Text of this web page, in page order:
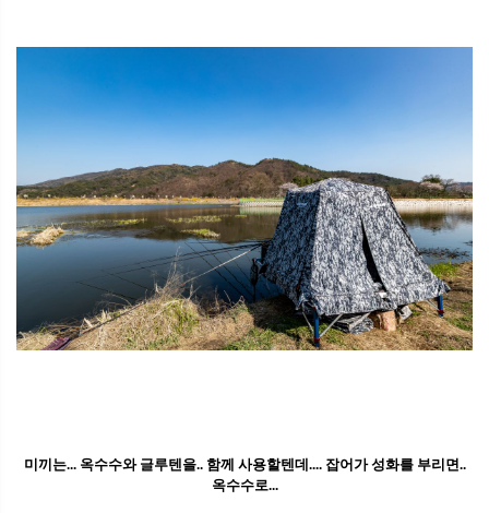
미끼는... 옥수수와 글루텐을.. 함께 사용할텐데.... 잡어가 성화를 부리면..
옥수수로...